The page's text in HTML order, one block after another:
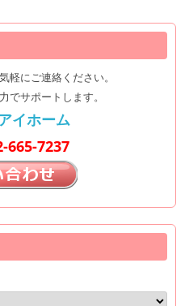
軽にご連絡ください。
でサポートします。
イホーム
665-7237